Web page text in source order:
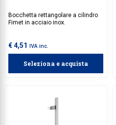
Bocchetta rettangolare a cilindro
Fimet in acciaio inox.
€ 4,51 IVA inc.
Seleziona e acquista